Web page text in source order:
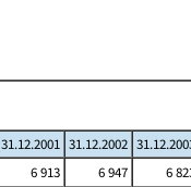
31.12.2001 31.12.2002
6 913 6 947
6